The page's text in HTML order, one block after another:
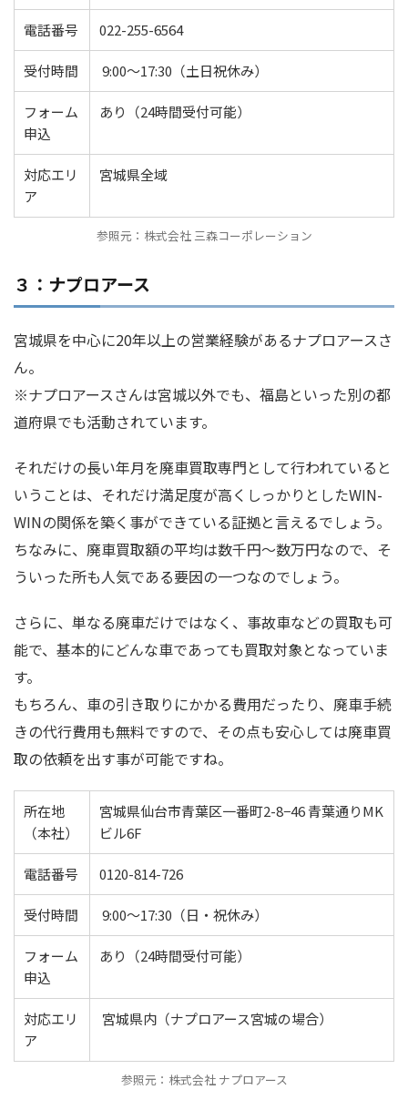
電話番号 022-255-6564
受付時間 9:00〜17:30（土日祝休み）
フォーム
申込
あり（24時間受付可能）
対応エリ
ア
宮城県全域
参照元：株式会社 三森コーポレーション
３：ナプロアース
宮城県を中心に20年以上の営業経験があるナプロアースさ
ん。
※ナプロアースさんは宮城以外でも、福島といった別の都
道府県でも活動されています。
それだけの長い年月を廃車買取専門として行われていると
いうことは、それだけ満足度が高くしっかりとしたWIN-
WINの関係を築く事ができている証拠と言えるでしょう。
ちなみに、廃車買取額の平均は数千円〜数万円なので、そ
ういった所も人気である要因の一つなのでしょう。
さらに、単なる廃車だけではなく、事故車などの買取も可
能で、基本的にどんな車であっても買取対象となっていま
す。
もちろん、車の引き取りにかかる費用だったり、廃車手続
きの代行費用も無料ですので、その点も安心しては廃車買
取の依頼を出す事が可能ですね。
所在地
（本社）
宮城県仙台市青葉区一番町2-8−46 青葉通りMK
ビル6F
電話番号 0120-814-726
受付時間 9:00～17:30（日・祝休み）
フォーム
申込
あり（24時間受付可能）
対応エリ
ア
宮城県内（ナプロアース宮城の場合）
参照元：株式会社 ナプロアース